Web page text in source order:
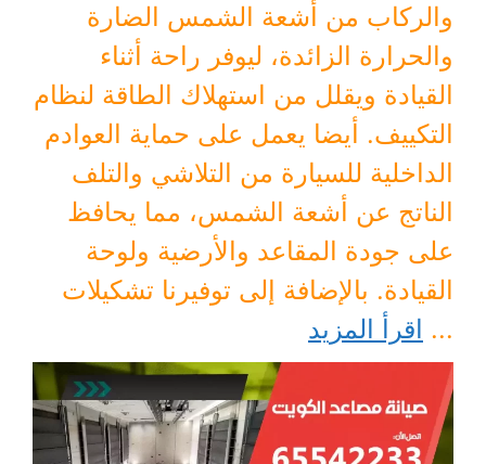
والركاب من أشعة الشمس الضارة
والحرارة الزائدة، ليوفر راحة أثناء
القيادة ويقلل من استهلاك الطاقة لنظام
التكييف. أيضا يعمل على حماية العوادم
الداخلية للسيارة من التلاشي والتلف
الناتج عن أشعة الشمس، مما يحافظ
على جودة المقاعد والأرضية ولوحة
القيادة. بالإضافة إلى توفيرنا تشكيلات
... اقرأ المزيد